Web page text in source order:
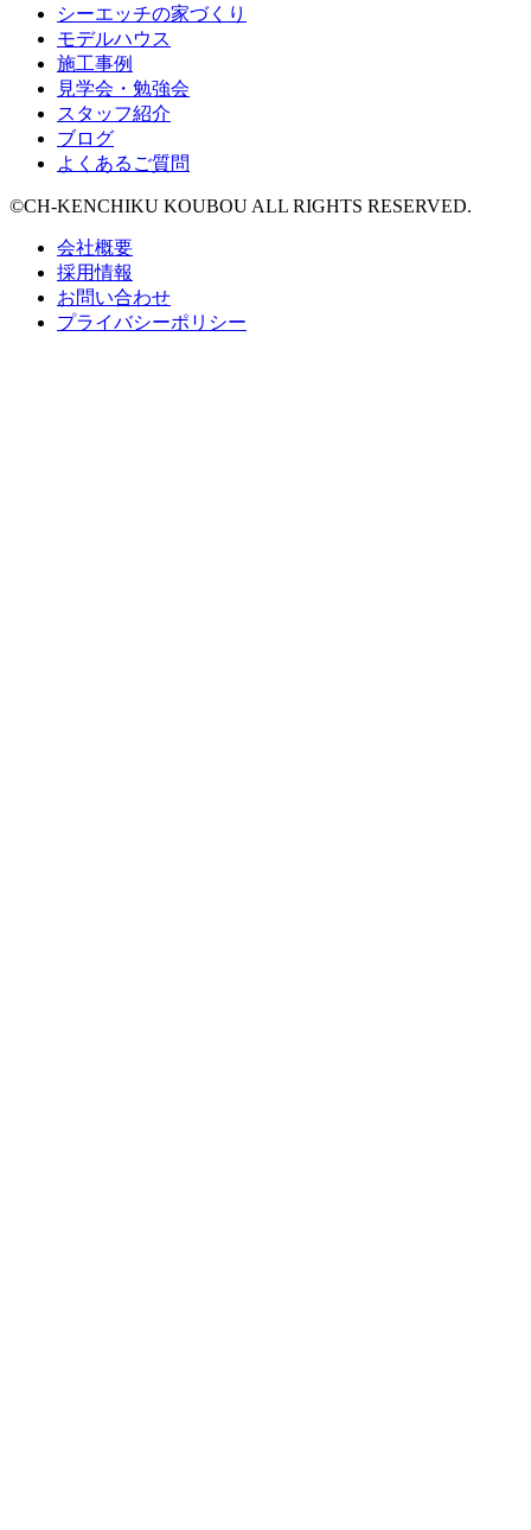
シーエッチの家づくり
モデルハウス
施工事例
見学会・勉強会
スタッフ紹介
ブログ
よくあるご質問
©CH-KENCHIKU KOUBOU ALL RIGHTS RESERVED.
会社概要
採用情報
お問い合わせ
プライバシーポリシー